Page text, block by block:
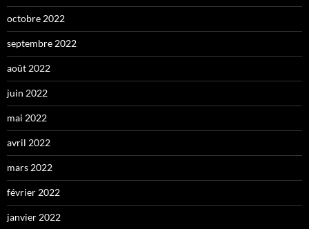
octobre 2022
septembre 2022
août 2022
juin 2022
mai 2022
avril 2022
mars 2022
février 2022
janvier 2022